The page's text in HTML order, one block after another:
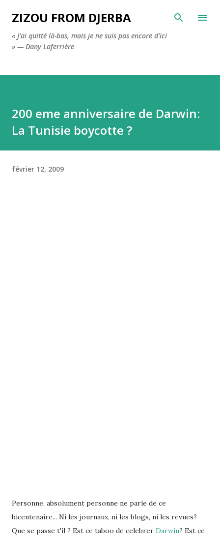
Accéder au contenu principal
ZIZOU FROM DJERBA
« J’ai quitté là-bas, mais je ne suis pas encore d’ici
» — Dany Laferrière
200 eme anniversaire de Darwin:
La Tunisie boycotte ?
février 12, 2009
Personne, absolument personne ne parle de ce
bicentenaire... Ni les journaux, ni les blogs, ni les revues?
Que se passe t'il ? Est ce taboo de celebrer Darwin? Est ce